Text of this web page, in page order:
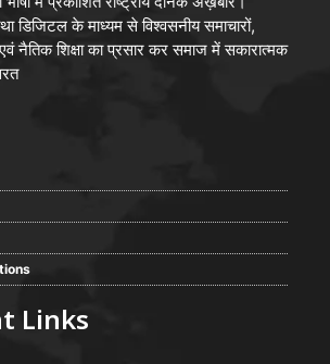
डिजिटल के माध्यम से विश्वसनीय समाचारों,
नैतिक शिक्षा का प्रसार कर समाज में सकारात्मक
Links